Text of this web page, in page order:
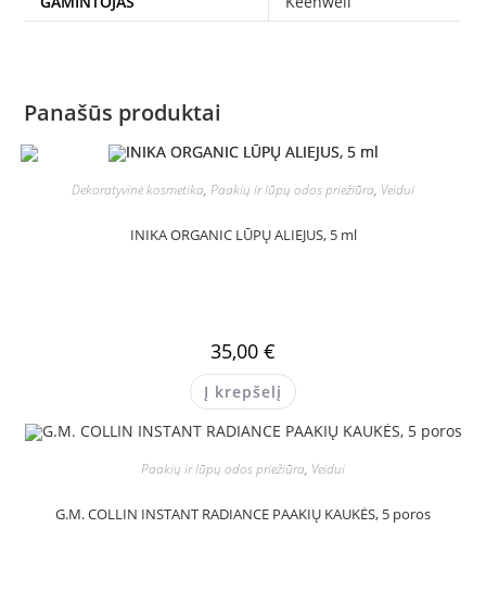
Panašūs produktai
Dekoratyvinė kosmetika, Paakių ir lūpų odos priežiūra, Veidui
INIKA ORGANIC LŪPŲ ALIEJUS, 5 ml
35,00 €
Į krepšelį
Paakių ir lūpų odos priežiūra, Veidui
G.M. COLLIN INSTANT RADIANCE PAAKIŲ KAUKĖS, 5 poros